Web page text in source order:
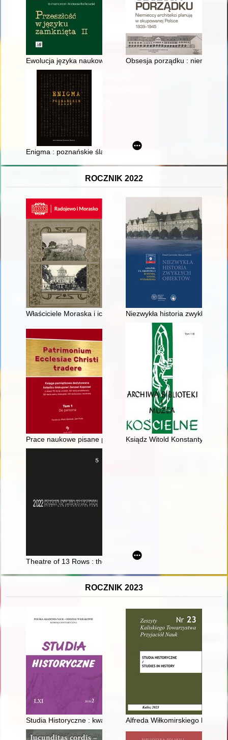
Ewolucja języka naukowego pedagogiki na przykładzie
Obsesja porządku : niemieccy
Enigma : poznańskie ślady
ROCZNIK 2022
Właściciele Moraska i ich siedziby w XVIII i XIX wieku
Niezwykła historia zwykłych
Prace naukowe pisane pod kierunkiem oraz prace
Ksiądz Witold Konstanty
Theatre of 13 Rows : the development of avant-garde
ROCZNIK 2023
Studia Historyczne : kwartalnik. R. 61, z. 2 (2018)
Alfreda Wiłkomirskiego list do